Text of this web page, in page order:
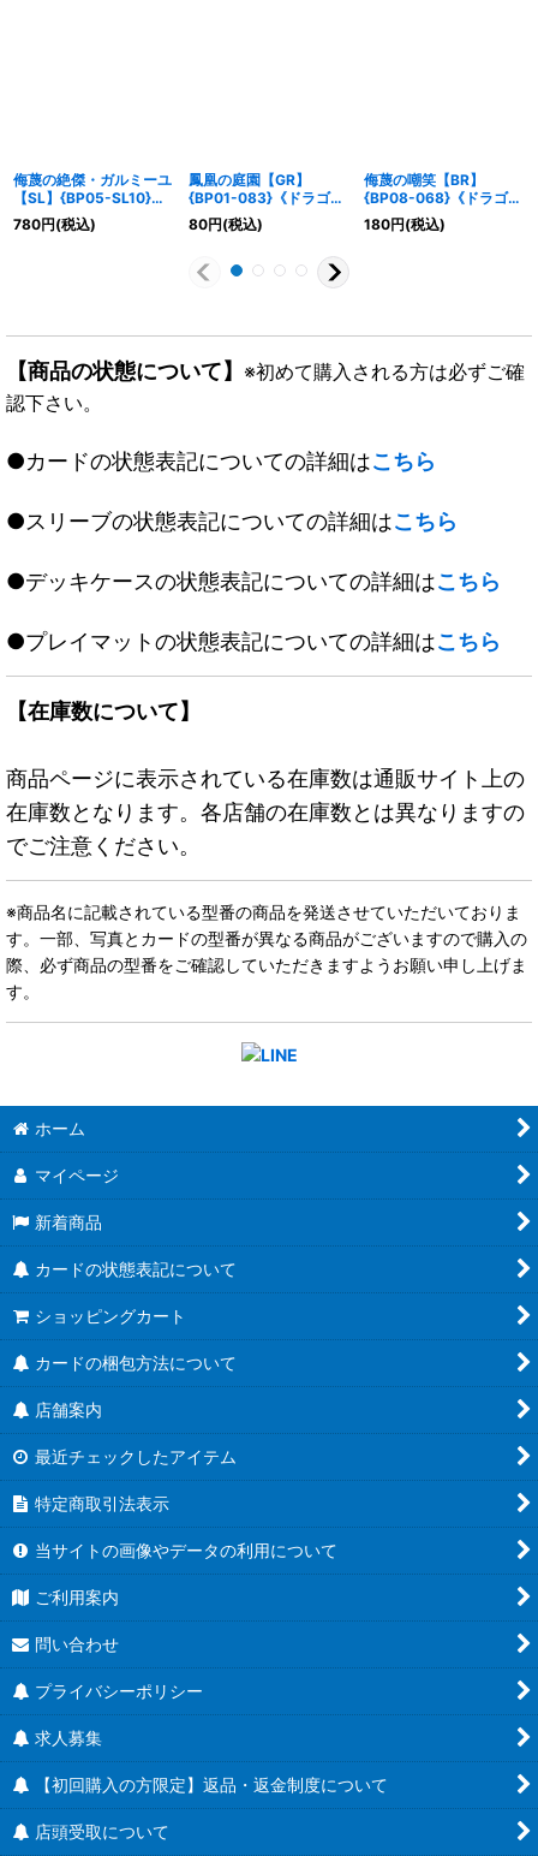
侮蔑の絶傑・ガルミーユ
【SL】{BP05-SL10}
《ドラゴン》
780円(税込)
鳳凰の庭園【GR】
{BP01-083}《ドラゴ
ン》
80円(税込)
侮蔑の嘲笑【BR】
{BP08-068}《ドラゴ
ン》
180円(税込)
【商品の状態について】 ※初めて購入される方は必ずご確
認下さい。
●カードの状態表記についての詳細はこちら
●スリーブの状態表記についての詳細はこちら
●デッキケースの状態表記についての詳細はこちら
●プレイマットの状態表記についての詳細はこちら
【在庫数について】
商品ページに表示されている在庫数は通販サイト上の
在庫数となります。各店舗の在庫数とは異なりますの
でご注意ください。
※商品名に記載されている型番の商品を発送させていただいておりま
す。一部、写真とカードの型番が異なる商品がございますので購入の
際、必ず商品の型番をご確認していただきますようお願い申し上げま
す。
ホーム
マイページ
新着商品
カードの状態表記について
ショッピングカート
カードの梱包方法について
店舗案内
最近チェックしたアイテム
特定商取引法表示
当サイトの画像やデータの利用について
ご利用案内
問い合わせ
プライバシーポリシー
求人募集
【初回購入の方限定】返品・返金制度について
店頭受取について